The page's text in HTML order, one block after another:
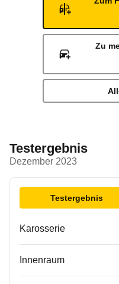
Zu
Testergebnis
Dezember 2023
Testergebnis
Karosserie
Innenraum